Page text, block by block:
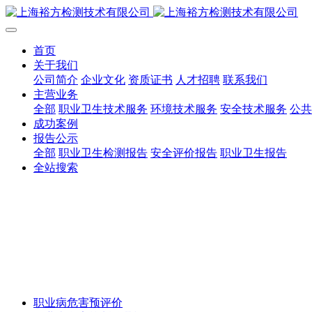
首页
关于我们
公司简介 企业文化 资质证书 人才招聘 联系我们
主营业务
全部 职业卫生技术服务 环境技术服务 安全技术服务 公
成功案例
报告公示
全部 职业卫生检测报告 安全评价报告 职业卫生报告
全站搜索
职业病危害预评价